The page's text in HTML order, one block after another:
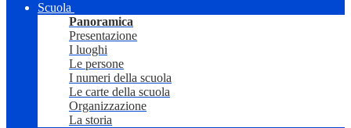
Scuola
Panoramica
Presentazione
I luoghi
Le persone
I numeri della scuola
Le carte della scuola
Organizzazione
La storia